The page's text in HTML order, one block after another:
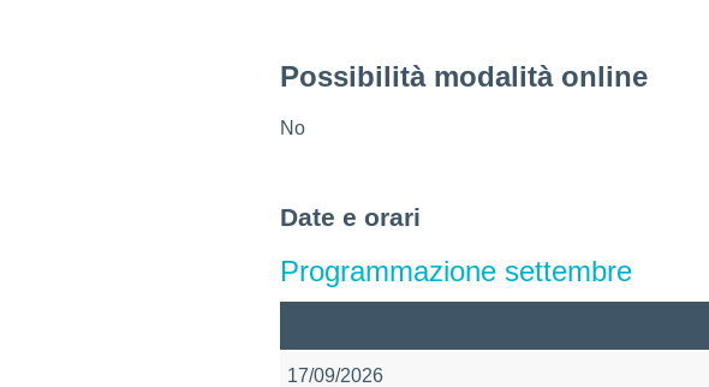
Possibilità modalità online
No
Date e orari
Programmazione settembre
17/09/2026